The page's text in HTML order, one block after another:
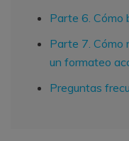
Parte 6. Cómo
Parte 7. Cómo
un formateo
Preguntas